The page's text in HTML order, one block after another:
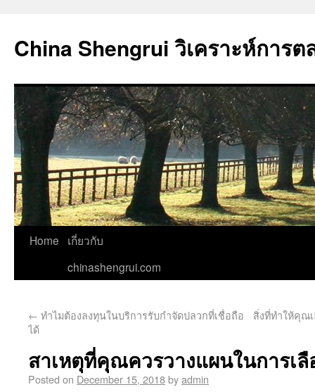
China Shengrui วิเคราะห์การ
Home
เกี่ยวกับ
chinashengrui.com
← ทำไมต้องลงทุนในบริการรับกำจัดปลวกที่เชื่อถือ
ได้
สิ่งที่ทำให้คุณ
สาเหตุที่คุณควรวางแผนในการเ
Posted on December 15, 2018byadmin